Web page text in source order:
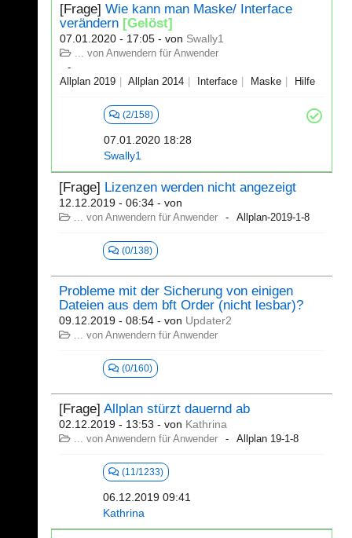
[Frage] Wie kann man Maske/ Interface
verändern [Gelöst]
07.01.2020 - 17:05 - von Swally1
... von Anwendern für Anwender
Allplan 2019 Allplan 2014 Interface Maske Hilfe
(2/158)
07.01.2020 18:28
Swally1
[Frage] Lizenzen werden nicht angezeigt
12.12.2019 - 06:34 - von
... von Anwendern für Anwender Allplan-2019-1-8
(0/138)
Probleme mit der Sicherung von einigen
Dateien aus dem bft Order (nicht lesbar)?
09.12.2019 - 08:54 - von Updater2
... von Anwendern für Anwender
(0/160)
[Frage] Allplan stürzt dauernd ab
02.12.2019 - 13:53 - von Kathrina
... von Anwendern für Anwender Allplan 19-1-8
(11/1233)
06.12.2019 09:41
Kathrina